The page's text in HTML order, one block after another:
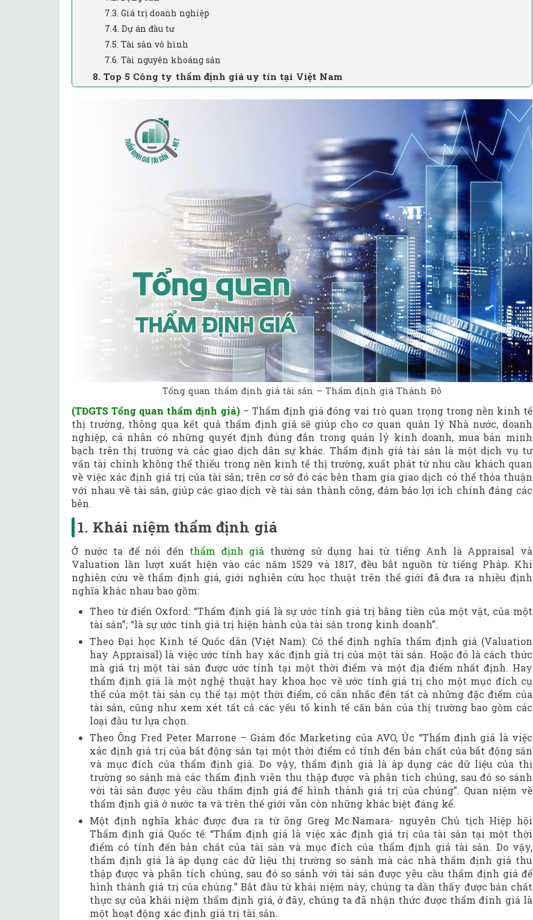
7.3. Giá trị doanh nghiệp
7.4. Dự án đầu tư
7.5. Tài sản vô hình
7.6. Tài nguyên khoáng sản
8. Top 5 Công ty thẩm định giá uy tín tại Việt Nam
Tổng quan thẩm định giá tài sản – Thẩm định giá Thành Đô
(TĐGTS Tổng quan thẩm định giá) – Thẩm định giá đóng vai trò quan trọng trong nền kinh tế
thị trường, thông qua kết quả thẩm định giá sẽ giúp cho cơ quan quản lý Nhà nước, doanh
nghiệp, cá nhân có những quyết định đúng đắn trong quản lý kinh doanh, mua bán minh
bạch trên thị trường và các giao dịch dân sự khác. Thẩm định giá tài sản là một dịch vụ tư
vấn tài chính không thể thiếu trong nền kinh tế thị trường, xuất phát từ nhu cầu khách quan
về việc xác định giá trị của tài sản; trên cơ sở đó các bên tham gia giao dịch có thể thỏa thuận
với nhau về tài sản, giúp các giao dịch về tài sản thành công, đảm bảo lợi ích chính đáng các
bên.
1. Khái niệm thẩm định giá
Ở nước ta để nói đến thẩm định giá thường sử dụng hai từ tiếng Anh là Appraisal và
Valuation lần lượt xuất hiện vào các năm 1529 và 1817, đều bắt nguồn từ tiếng Pháp. Khi
nghiên cứu về thẩm định giá, giới nghiên cứu học thuật trên thế giới đã đưa ra nhiều định
nghĩa khác nhau bao gồm:
Theo từ điển Oxford: “Thẩm định giá là sự ước tính giá trị bằng tiền của một vật, của một
tài sản”; “là sự ước tính giá trị hiện hành của tài sản trong kinh doanh”.
Theo Đại học Kinh tế Quốc dân (Việt Nam): Có thể định nghĩa thẩm định giá (Valuation
hay Appraisal) là việc ước tính hay xác định giá trị của một tài sản. Hoặc đó là cách thức
mà giá trị một tài sản được ước tính tại một thời điểm và một địa điểm nhất định. Hay
thẩm định giá là một nghệ thuật hay khoa học về ước tính giá trị cho một mục đích cụ
thể của một tài sản cụ thể tại một thời điểm, có cân nhắc đến tất cả những đặc điểm của
tài sản, cũng như xem xét tất cả các yếu tố kinh tế căn bản của thị trường bao gồm các
loại đầu tư lựa chọn.
Theo Ông Fred Peter Marrone – Giám đốc Marketing của AVO, Úc “Thẩm định giá là việc
xác định giá trị của bất động sản tại một thời điểm có tính đến bản chất của bất động sản
và mục đích của thẩm định giá. Do vậy, thẩm định giá là áp dụng các dữ liệu của thị
trường so sánh mà các thẩm định viên thu thập được và phân tích chúng, sau đó so sánh
với tài sản được yêu cầu thẩm định giá để hình thành giá trị của chúng”. Quan niệm về
thẩm định giá ở nước ta và trên thế giới vẫn còn những khác biệt đáng kể.
Một định nghĩa khác được đưa ra từ ông Greg Mc.Namara- nguyên Chủ tịch Hiệp hội
Thẩm định giá Quốc tế: “Thẩm định giá là việc xác định giá trị của tài sản tại một thời
điểm có tính đến bản chất của tài sản và mục đích của thẩm định giá tài sản. Do vậy,
thẩm định giá là áp dụng các dữ liệu thị trường so sánh mà các nhà thẩm định giá thu
thập được và phân tích chúng, sau đó so sánh với tài sản được yêu cầu thẩm định giá để
hình thành giá trị của chúng.” Bắt đầu từ khái niệm này, chúng ta dần thấy được bản chất
thực sự của khái niệm thẩm định giá, ở đây, chúng ta đã nhận thức được thẩm đính giá là
một hoạt động xác định giá trị tài sản.